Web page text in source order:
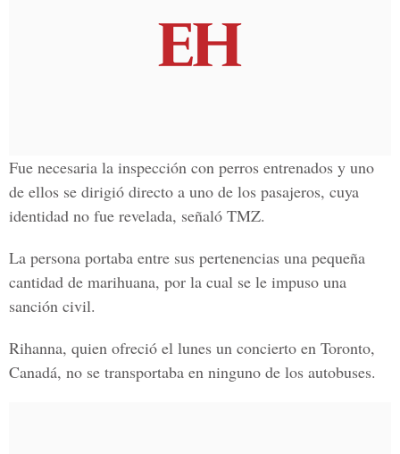
Fue necesaria la inspección con perros entrenados y uno
de ellos se dirigió directo a uno de los pasajeros, cuya
identidad no fue revelada, señaló TMZ.
La persona portaba entre sus pertenencias una pequeña
cantidad de marihuana, por la cual se le impuso una
sanción civil.
Rihanna, quien ofreció el lunes un concierto en Toronto,
Canadá, no se transportaba en ninguno de los autobuses.